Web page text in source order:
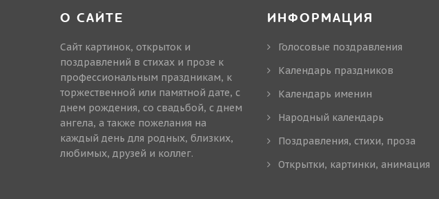
О САЙТЕ
Сайт картинок, открыток и
поздравлений в стихах и прозе к
профессиональным праздникам, к
торжественной или памятной дате, с
днем рождения, со свадьбой, с днем
ангела, а также пожелания на
каждый день для родных, близких,
любимых, друзей и коллег.
ИНФОРМАЦИЯ
Голосовые поздравления
Календарь праздников
Календарь именин
Народный календарь
Поздравления, стихи, проза
Открытки, картинки, анимация